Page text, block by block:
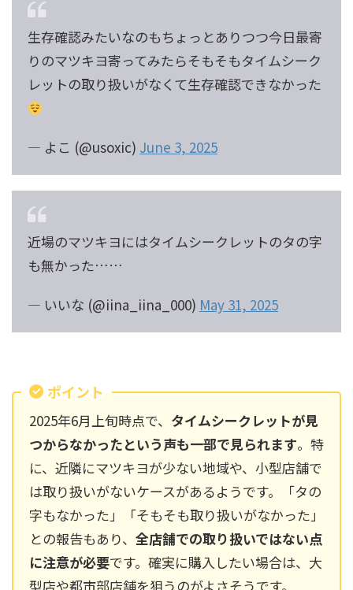
生存確認みたいなのもちょっとありつつ今日最寄
りのマツキヨ寄ってみたらそもそもタイムシーク
レットの取り扱いがなくて生存確認できなかった
— よこ (@usoxic) June 3, 2025
近場のマツキヨにはタイムシークレットのタの字
も無かった……
— いいな (@iina_iina_000) May 31, 2025
ポイント
2025年6月上旬時点で、 タイムシークレットが見
つからなかったという声も一部で見られます。特
に、近隣にマツキヨが少ない地域や、小型店舗で
は取り扱いがないケースがあるようです。「タの
字もなかった」「そもそも取り扱いがなかった」
との報告もあり、 全店舗での取り扱いではない点
に注意が必要です。確実に購入したい場合は、大
型店や都市部店舗を狙うのがよさそうです。